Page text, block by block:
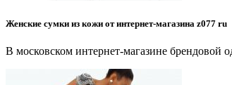
Женские сумки из кожи от интернет-магазина z077 ru
В московском интернет-магазине